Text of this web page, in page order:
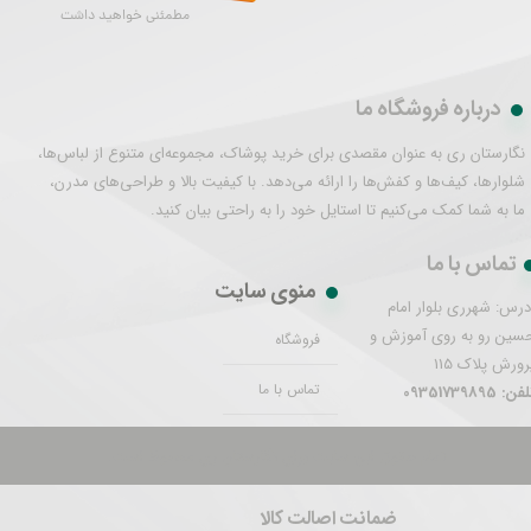
ضمانت اصالت کالا
مطمئنی خواهید داشت
درباره فروشگاه ما
نگارستان ری به عنوان مقصدی برای خرید پوشاک، مجموعه‌ای متنوع از لباس‌ها،
شلوارها، کیف‌ها و کفش‌ها را ارائه می‌دهد. با کیفیت بالا و طراحی‌های مدرن،
ما به شما کمک می‌کنیم تا استایل خود را به راحتی بیان کنید.
تماس با ما
شهرری بلوار امام
رو به روی آموزش و
پلاک 115
09351739895
منوی سایت
فروشگاه
تماس با ما